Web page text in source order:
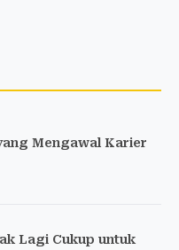
Mengawal Karier
Lagi Cukup untuk